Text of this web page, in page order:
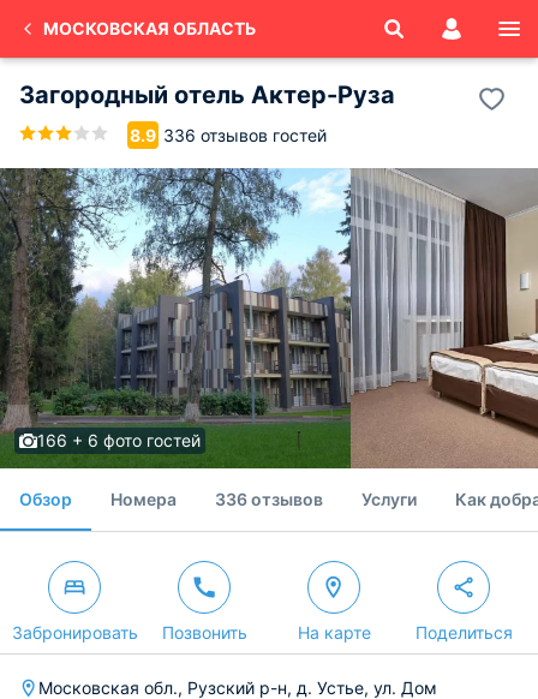
МОСКОВСКАЯ ОБЛАСТЬ
Загородный отель Актер-Руза
8.9 336 отзывов гостей
166 + 6 фото гостей
Обзор Номера 336 отзывов Услуги Как
Забронировать Позвонить На карте Поделиться
Московская обл., Рузский р-н, д. Устье, ул. Дом